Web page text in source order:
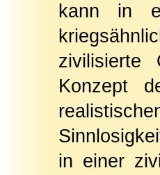
kann in
zivilisierte
Konzept
in einer